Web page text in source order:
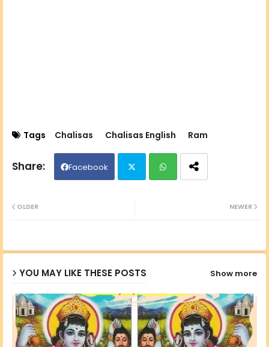
Tags Chalisas Chalisas English Ram
Facebook
ap
NEWER
OLDER
YOU MAY LIKE THESE POSTS Show more